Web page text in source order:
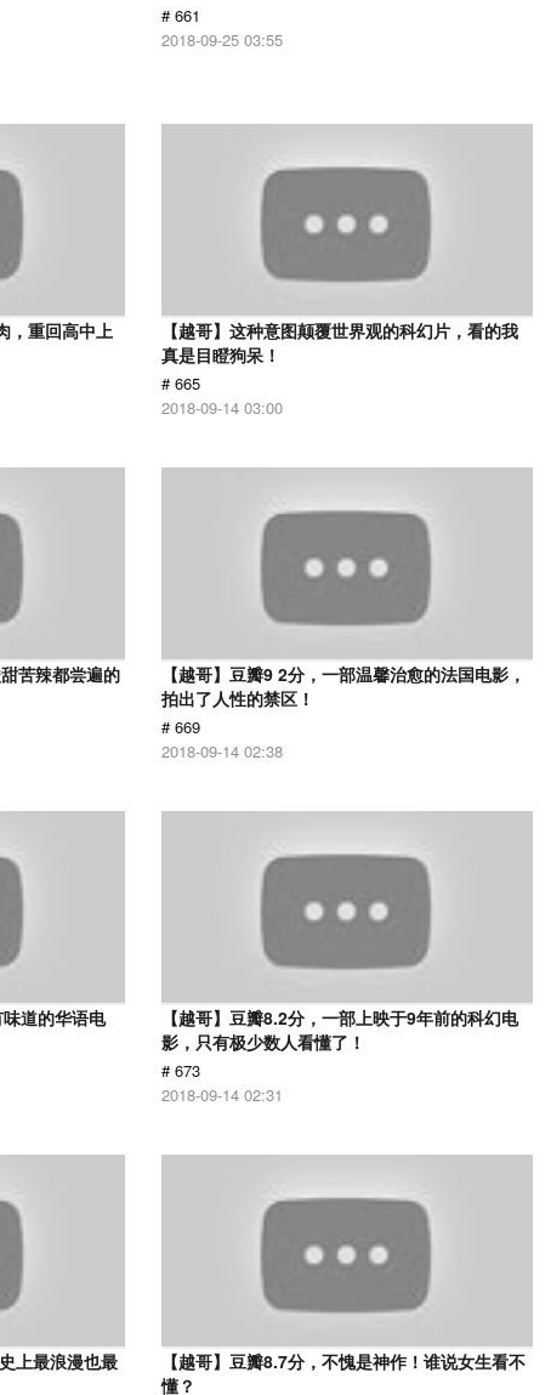
# 661
2018-09-25 03:55
，重回高中上
【越哥】这种意图颠覆世界观的科幻片，看的我
真是目瞪狗呆！
# 665
2018-09-14 03:00
苦辣都尝遍的
【越哥】豆瓣9 2分，一部温馨治愈的法国电影，
拍出了人性的禁区！
# 669
2018-09-14 02:38
道的华语电
【越哥】豆瓣8.2分，一部上映于9年前的科幻电
影，只有极少数人看懂了！
# 673
2018-09-14 02:31
上最浪漫也最
【越哥】豆瓣8.7分，不愧是神作！谁说女生看不
懂？